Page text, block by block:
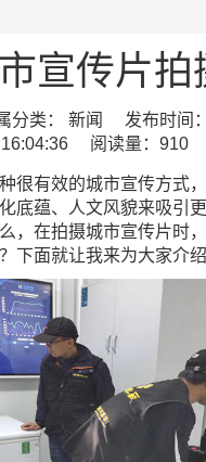
宣传片拍
分类： 新闻 发布时间
16:04:36 阅读量：910
很有效的城市宣传方式
底蕴、人文风貌来吸引
，在拍摄城市宣传片时
下面就让我来为大家介绍